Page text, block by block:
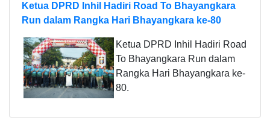
Ketua DPRD Inhil Hadiri Road To Bhayangkara
Run dalam Rangka Hari Bhayangkara ke-80
Ketua DPRD Inhil Hadiri Road
To Bhayangkara Run dalam
Rangka Hari Bhayangkara ke-
80.